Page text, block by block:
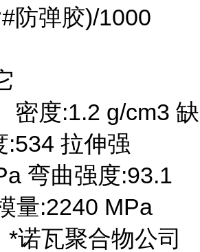
防弹胶)/1000
密度:1.2 g/cm3 缺
:534 拉伸强
弯曲强度:93.1
量:2240 MPa
诺瓦聚合物公司